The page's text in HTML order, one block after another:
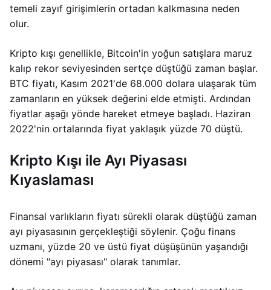
temeli zayıf girişimlerin ortadan kalkmasına neden
olur.
Kripto kışı genellikle, Bitcoin'in yoğun satışlara maruz
kalıp rekor seviyesinden sertçe düştüğü zaman başlar.
BTC fiyatı, Kasım 2021'de 68.000 dolara ulaşarak tüm
zamanların en yüksek değerini elde etmişti. Ardından
fiyatlar aşağı yönde hareket etmeye başladı. Haziran
2022'nin ortalarında fiyat yaklaşık yüzde 70 düştü.
Kripto Kışı ile Ayı Piyasası
Kıyaslaması
Finansal varlıkların fiyatı sürekli olarak düştüğü zaman
ayı piyasasının gerçekleştiği söylenir. Çoğu finans
uzmanı, yüzde 20 ve üstü fiyat düşüşünün yaşandığı
dönemi "ayı piyasası" olarak tanımlar.